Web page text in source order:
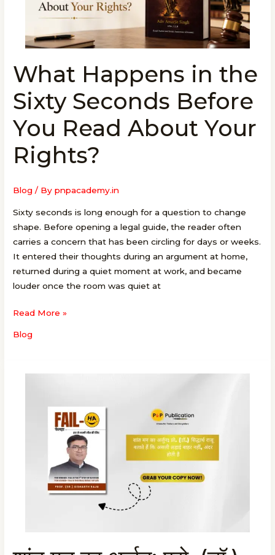
What Happens in the
Sixty Seconds Before
You Read About Your
Rights?
Blog / Bypnpacademy.in
Sixty seconds is long enough for a question to change
shape. Before opening a legal guide, the reader often
carries a concern that has been circling for days or weeks.
It entered their thoughts during an argument at home,
returned during a quiet moment at work, and became
louder once the room was quiet at
What
Happens
in
the
Sixty
Before
Read
Your
Rights?
Read More »
Blog
शांत